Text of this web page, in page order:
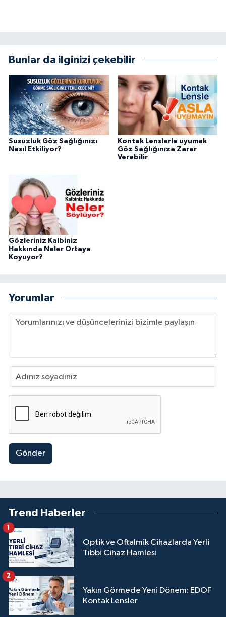
Bunlar da ilginizi çekebilir
Susuzluk Göz Sağlığınızı
Nasıl Etkiliyor?
Kontak Lenslerle uyumak
Göz Sağlığınıza Zarar
Verebilir
Gözleriniz Kalbiniz
Hakkında Neler Ortaya
Koyuyor?
Yorumlar
Gönder
Trend Haberler
Optik ve Oftalmik Cihazlarda Yerli
Tıbbi Cihaz Hamlesi
1
Yakın Görmede Yeni Dönem: EDOF
Kontak Lensler
2